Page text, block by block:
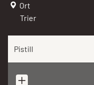
Pistill
Scan
Ort
Trier